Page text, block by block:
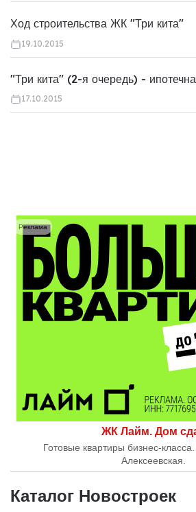
Ход строительства ЖК "Три кита"
19.10.2015
"Три кита" (2-я очередь) -
17.10.2015
ЖК Лайм. Дом
Готовые квартиры бизнес-
Алексеевская.
Реклама
Каталог Новостроек